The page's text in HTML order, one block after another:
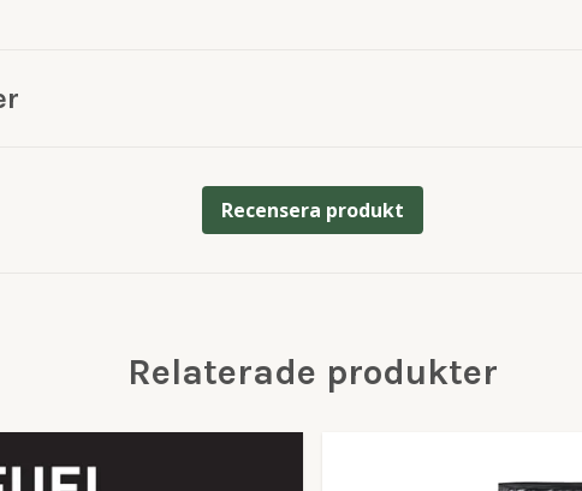
Recensera produkt
Relaterade produkter